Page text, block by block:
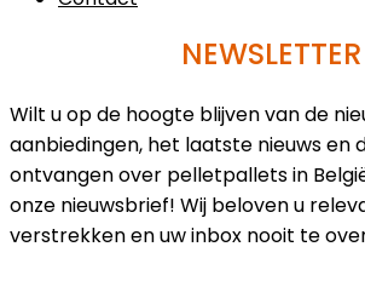
NEWSLETTER
Wilt u op de hoogte blijven van de
aanbiedingen, het laatste nieuws en
ontvangen over pelletpallets in
onze nieuwsbrief! Wij beloven u
verstrekken en uw inbox nooit te